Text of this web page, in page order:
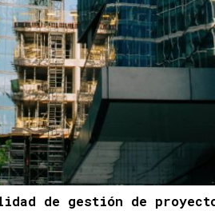
de gestión de